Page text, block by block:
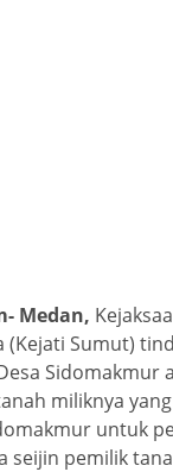
Medan,
(Kejati Sumut)
Sidomakmur
miliknya
untuk
seijin pemilik